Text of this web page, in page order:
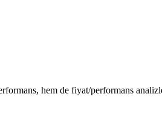
hem de fiyat/performans